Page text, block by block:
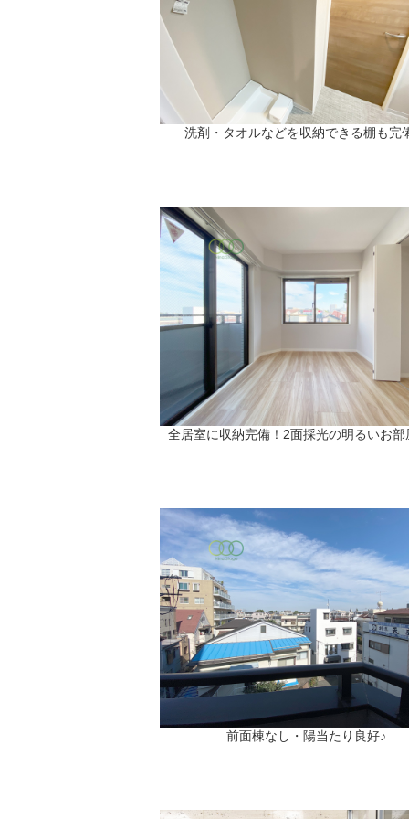
洗剤・タオルなどを収納できる棚も完
全居室に収納完備！2面採光の明るいお部
前面棟なし・陽当たり良好♪